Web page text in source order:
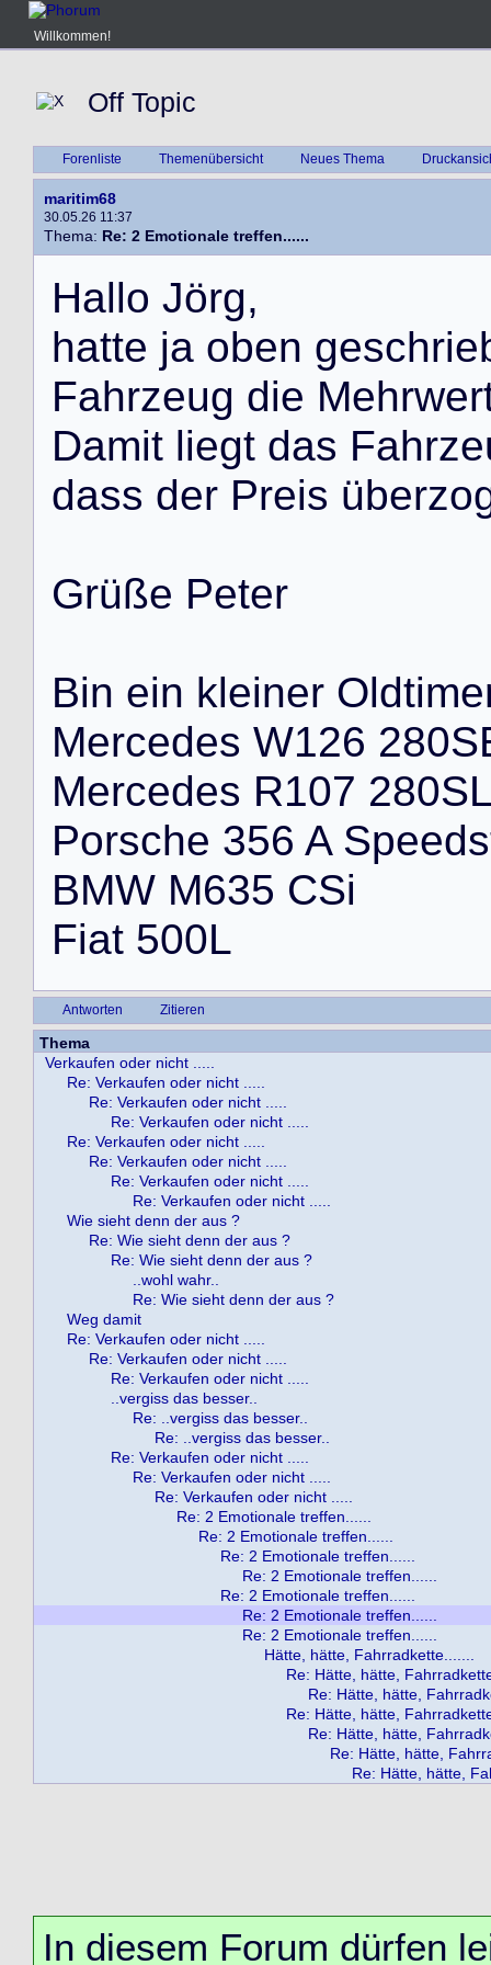
Willkommen!
Off Topic
Forenliste Themenübersicht Neues Thema
maritim68
30.05.26 11:37
Thema: Re: 2 Emotionale treffen......
Hallo Jörg,
hatte ja oben geschrie
Fahrzeug die Mehrwer
Damit liegt das Fahrze
dass der Preis überzo
Grüße Peter
Bin ein kleiner Oldtime
Mercedes W126 280S
Mercedes R107 280S
Porsche 356 A Speeds
BMW M635 CSi
Fiat 500L
Antworten Zitieren
Thema
Verkaufen oder nicht .....
Re: Verkaufen oder nicht .....
Re: Verkaufen oder nicht .....
Re: Verkaufen oder nicht .....
Re: Verkaufen oder nicht .....
Re: Verkaufen oder nicht .....
Re: Verkaufen oder nicht .....
Re: Verkaufen oder nicht .....
Wie sieht denn der aus ?
Re: Wie sieht denn der aus ?
Re: Wie sieht denn der aus ?
..wohl wahr..
Re: Wie sieht denn der aus ?
Weg damit
Re: Verkaufen oder nicht .....
Re: Verkaufen oder nicht .....
Re: Verkaufen oder nicht .....
..vergiss das besser..
Re: ..vergiss das besser..
Re: ..vergiss das besser..
Re: Verkaufen oder nicht .....
Re: Verkaufen oder nicht .....
Re: Verkaufen oder nicht .....
Re: 2 Emotionale treffen......
Re: 2 Emotionale treffen......
Re: 2 Emotionale treffen......
Re: 2 Emotionale treffen......
Re: 2 Emotionale treffen......
Re: 2 Emotionale treffen......
Re: 2 Emotionale treffen......
Hätte, hätte, Fahrradkette.......
Re: Hätte, hätte,
Re: Hätte, hätte,
Re: Hätte, hätte,
Re: Hätte, hätte,
Re: Hätte, hätte,
Re: Hätte, hätte,
In diesem Forum dürfen